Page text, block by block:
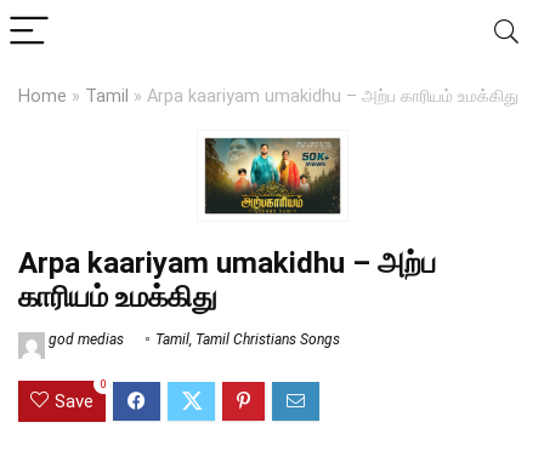
Home » Tamil » Arpa kaariyam umakidhu – அற்ப காரியம் உமக்கிது
Arpa kaariyam umakidhu – அற்ப
காரியம் உமக்கிது
god medias Tamil Tamil Christians Songs
Save
0